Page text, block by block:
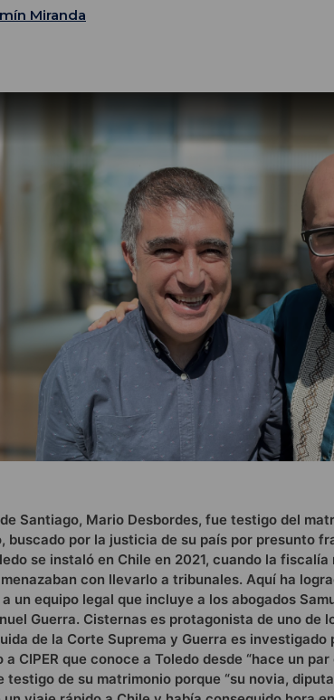
Miranda
Santiago, Mario Desbordes, fue testigo del
buscado por la justicia de su país por presunto
se instaló en Chile en 2021, cuando la
con llevarlo a tribunales. Aquí ha
un equipo legal que incluye a los abogados
Guerra. Cisternas es protagonista de uno de
de la Corte Suprema y Guerra es investigado
CIPER que conoce a Toledo desde “hace un par
testigo de su matrimonio porque “su novia,